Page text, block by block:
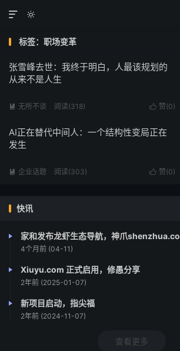


标签：职场变革
张雪峰去世：我终于明白，人最该规划的
从来不是人生
 赞(0)
 无所不谈 阅读(318)
AI正在替代中间人：一个结构性变局正在
发生
 赞(0)
 企业话题 阅读(303)
快讯
家和发布龙虾生态导航，神爪
4个月前 (04-11)
Xiuyu.com 正式启用，修愚分享
2年前 (2025-01-07)
新项目启动，指尖福
2年前 (2024-11-07)
查看更多